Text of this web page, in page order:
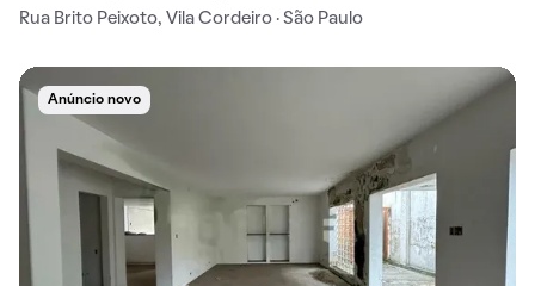
Rua Brito Peixoto, Vila Cordeiro · São Paulo
Anúncio novo